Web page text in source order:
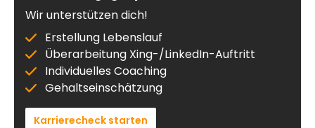
Wir unterstützen dich!
Erstellung Lebenslauf
Überarbeitung Xing-/LinkedIn-Auftritt
Individuelles Coaching
Gehaltseinschätzung
Karrierecheck starten